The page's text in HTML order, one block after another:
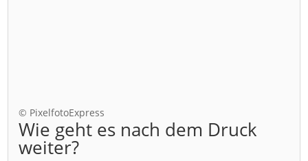
© PixelfotoExpress
Wie geht es nach dem Druck
weiter?